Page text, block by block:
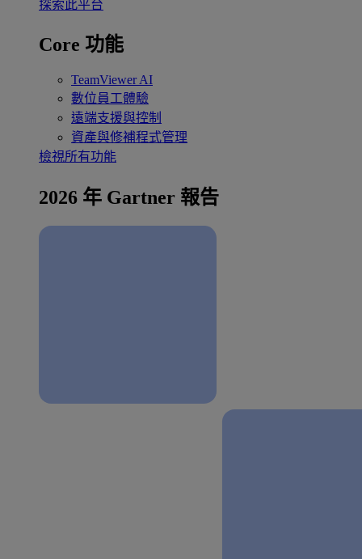
探索此平台
Core 功能
TeamViewer AI
數位員工體驗
遠端支援與控制
資產與修補程式管理
檢視所有功能
2026 年 Gartner 報告